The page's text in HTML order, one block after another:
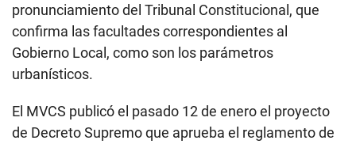
pronunciamiento del Tribunal Constitucional, que
confirma las facultades correspondientes al
Gobierno Local, como son los parámetros
urbanísticos.
El MVCS publicó el pasado 12 de enero el proyecto
de Decreto Supremo que aprueba el reglamento de